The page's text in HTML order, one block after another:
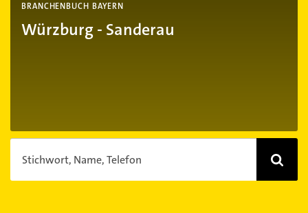
BRANCHENBUCH BAYERN
Würzburg - Sanderau
Stichwort, Name, Telefon